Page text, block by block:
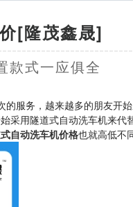
[隆茂鑫晟]
款式一应俱全
服务，越来越多的朋友开始
采用隧道式自动洗车机来代
自动洗车机价格也就高低不